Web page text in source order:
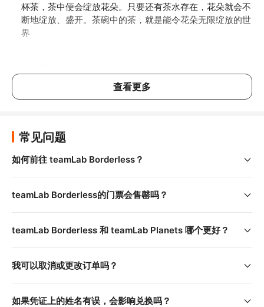
杯茶，茶中便会绽放花朵。只要还有茶水存在，花朵就会不
断地绽放、盛开。茶碗中的茶，就是能令花朵无限绽放的世
界
行前须知
，了解最新入场规范与注意事项
下载 App（
与、创作，与展品互动，赋予展品生命力
在人潮高峰期间，部分展览将透过 App 发送限量入场门
查看更多
常见问题
如何前往 teamLab Borderless？
teamLab Borderless的门票会售罄吗？
teamLab Borderless 和 teamLab Planets 哪个更好？
我可以取消或更改订单吗？
如果凭证上的姓名有误，会影响兑换吗？